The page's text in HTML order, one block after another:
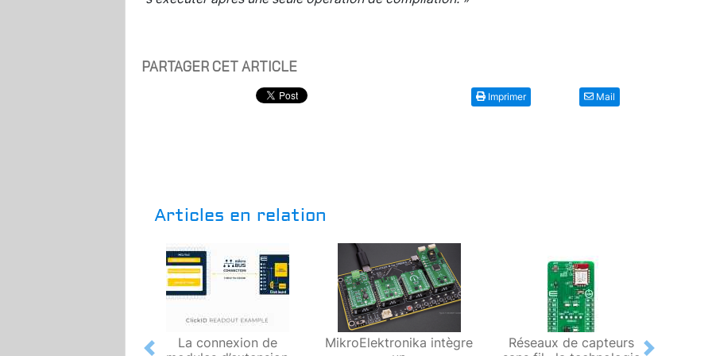
PARTAGER CET ARTICLE
Imprimer Mail
Articles en relation
La connexion de
MikroElektronika intègre
Réseaux de capteurs